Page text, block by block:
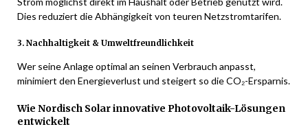
Dies reduziert die Abhängigkeit von teuren Netzstromtarifen.
3. Nachhaltigkeit & Umweltfreundlichkeit
Wer seine Anlage optimal an seinen Verbrauch anpasst,
minimiert den Energieverlust und steigert so die CO₂-Ersparnis.
Wie Nordisch Solar innovative Photovoltaik-Lösungen
entwickelt